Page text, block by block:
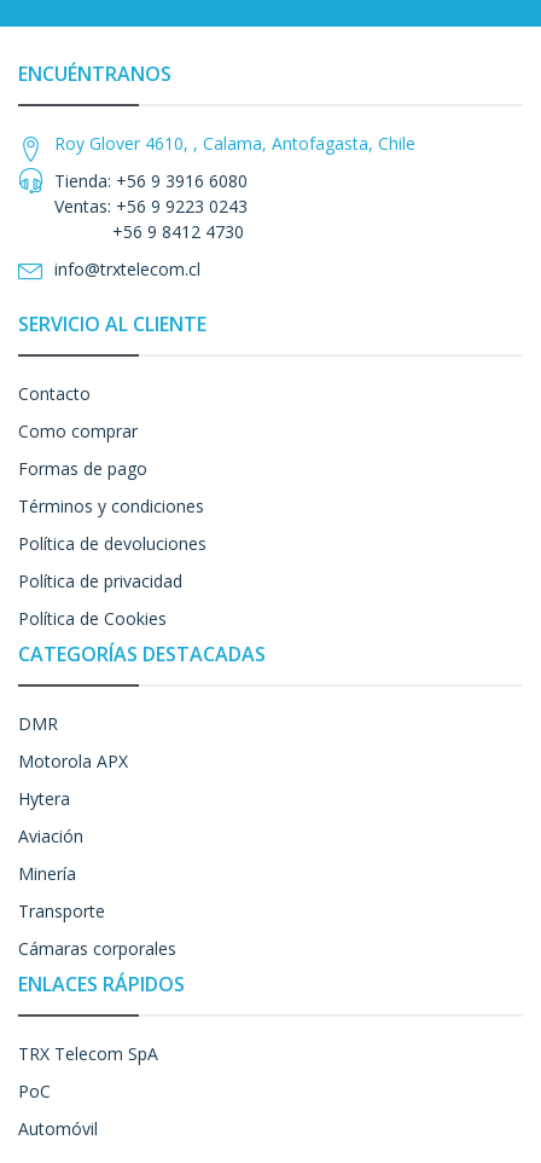
ENCUÉNTRANOS
Roy Glover 4610, , Calama, Antofagasta, Chile
Tienda: +56 9 3916 6080
Ventas: +56 9 9223 0243
+56 9 8412 4730
info@trxtelecom.cl
SERVICIO AL CLIENTE
Contacto
Como comprar
Formas de pago
Términos y condiciones
Política de devoluciones
Política de privacidad
Política de Cookies
CATEGORÍAS DESTACADAS
DMR
Motorola APX
Hytera
Aviación
Minería
Transporte
Cámaras corporales
ENLACES RÁPIDOS
TRX Telecom SpA
PoC
Automóvil